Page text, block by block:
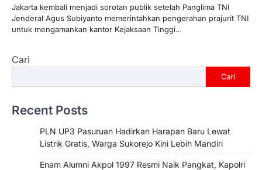
Jakarta kembali menjadi sorotan publik setelah Panglima TNI
Jenderal Agus Subiyanto memerintahkan pengerahan prajurit TNI
untuk mengamankan kantor Kejaksaan Tinggi…
Cari
Cari
Recent Posts
PLN UP3 Pasuruan Hadirkan Harapan Baru Lewat
Listrik Gratis, Warga Sukorejo Kini Lebih Mandiri
Enam Alumni Akpol 1997 Resmi Naik Pangkat, Kapolri